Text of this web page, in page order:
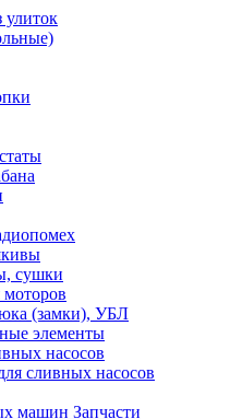
улиток
сушки
моторов
(замки), УБЛ
элементы
насосов
сливных насосов
Запчасти